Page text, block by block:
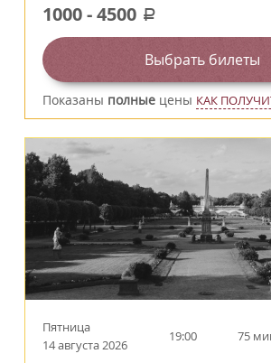
1000-4500 a
Выбрать билеты
Показаны полные цены КАК
Пятница
14 августа 2026
19:00 75